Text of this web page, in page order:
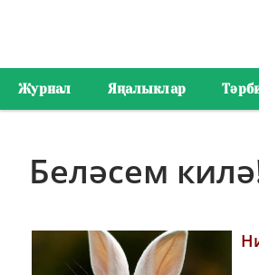
Журнал Яңалыклар
Беләсем